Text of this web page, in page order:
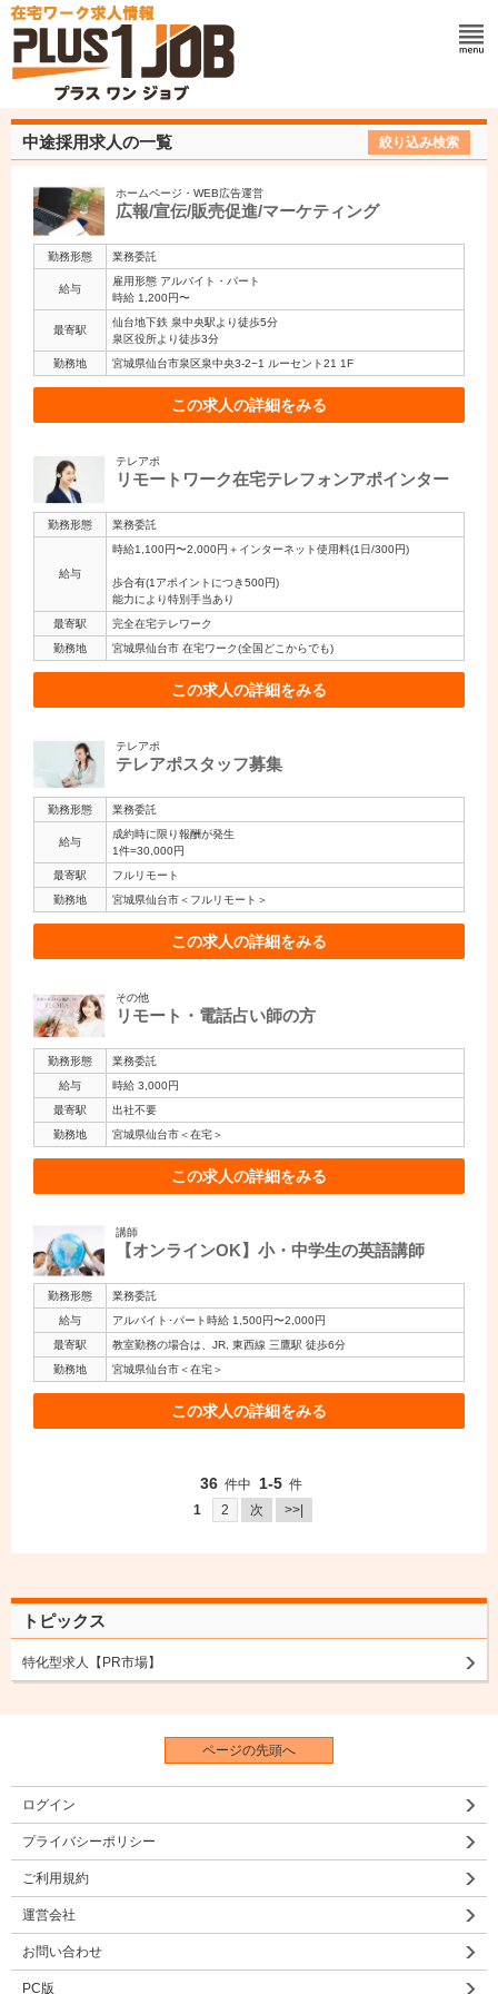
中途採用求人の一覧 絞り込み検索
ホームページ・WEB広告運営
広報/宣伝/販売促進/マーケティング
勤務形態 業務委託
給与
雇用形態 アルバイト・パート
時給 1,200円〜
最寄駅
仙台地下鉄 泉中央駅より徒歩5分
泉区役所より徒歩3分
勤務地
宮城県仙台市泉区泉中央3-2−1 ルーセント21 1F
この求人の詳細をみる
テレアポ
リモートワーク在宅テレフォンアポインター
勤務形態 業務委託
給与
時給1,100円〜2,000円＋インターネット使用料(1日/300円)
歩合有(1アポイントにつき500円)
能力により特別手当あり
最寄駅
完全在宅テレワーク
勤務地
宮城県仙台市 在宅ワーク(全国どこからでも)
この求人の詳細をみる
テレアポ
テレアポスタッフ募集
勤務形態 業務委託
給与
成約時に限り報酬が発生
1件=30,000円
最寄駅
フルリモート
勤務地
宮城県仙台市＜フルリモート＞
この求人の詳細をみる
その他
リモート・電話占い師の方
勤務形態
業務委託
給与
時給 3,000円
最寄駅
出社不要
勤務地
宮城県仙台市＜在宅＞
この求人の詳細をみる
講師
【オンラインOK】小・中学生の英語講師
勤務形態
業務委託
給与
アルバイト･パート時給 1,500円〜2,000円
最寄駅
教室勤務の場合は、JR, 東西線 三鷹駅 徒歩6分
勤務地
宮城県仙台市＜在宅＞
この求人の詳細をみる
36 件中 1-5 件
1
2 次 >>|
トピックス
特化型求人【PR市場】
ページの先頭へ
ログイン
プライバシーポリシー
ご利用規約
運営会社
お問い合わせ
PC版